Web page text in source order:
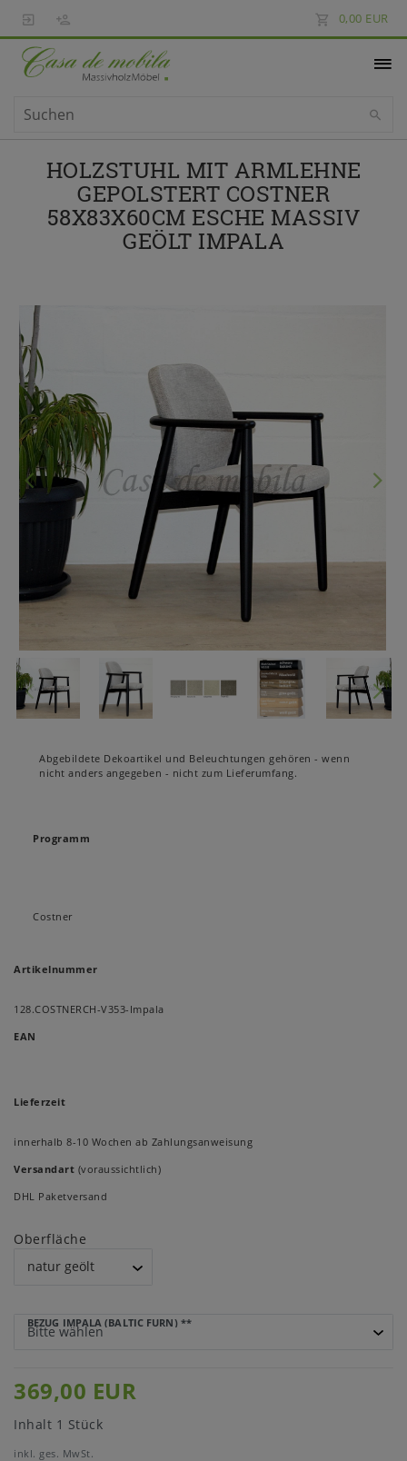
0,00 EUR
HOLZSTUHL MIT ARMLEHNE
GEPOLSTERT COSTNER
58X83X60CM ESCHE MASSIV
GEÖLT IMPALA
Abgebildete Dekoartikel und Beleuchtungen gehören - wenn
nicht anders angegeben - nicht zum Lieferumfang.
Programm
Costner
Artikelnummer
128.COSTNERCH-V353-Impala
EAN
Lieferzeit
innerhalb 8-10 Wochen ab Zahlungsanweisung
Versandart (voraussichtlich)
DHL Paketversand
Oberfläche
BEZUG IMPALA (BALTIC FURN) **
369,00 EUR
Inhalt 1 Stück
inkl. ges. MwSt.